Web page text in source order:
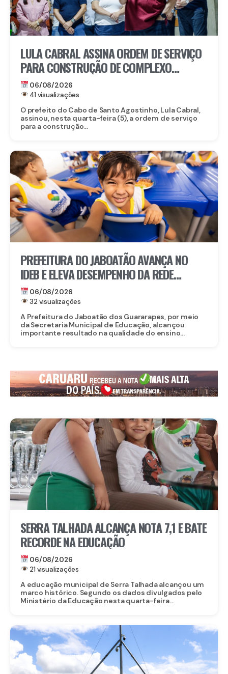
LULA CABRAL ASSINA ORDEM DE SERVIÇO
PARA CONSTRUÇÃO DE COMPLEXO
EDUCACIONAL EM SERRARIA
06/08/2026
41 visualizações
O prefeito do Cabo de Santo Agostinho, Lula Cabral,
assinou, nesta quarta-feira (5), a ordem de serviço
para a construção...
PREFEITURA DO JABOATÃO AVANÇA NO
IDEB E ELEVA DESEMPENHO DA REDE
MUNICIPAL DE ENSINO
06/08/2026
32 visualizações
A Prefeitura do Jaboatão dos Guararapes, por meio
da Secretaria Municipal de Educação, alcançou
importante resultado na qualidade do ensino...
SERRA TALHADA ALCANÇA NOTA 7,1 E BATE
RECORDE NA EDUCAÇÃO
06/08/2026
21 visualizações
A educação municipal de Serra Talhada alcançou um
marco histórico. Segundo os dados divulgados pelo
Ministério da Educação nesta quarta-feira...